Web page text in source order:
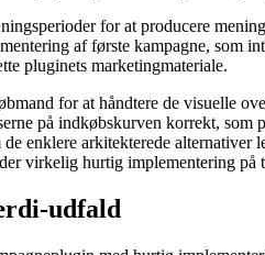
for at producere
af første kampagne, som
pluginets marketingmateriale.
for at håndtere de visuelle
på indkøbskurven korrekt,
enklere arkitekterede
virkelig hurtig implementering
udfald